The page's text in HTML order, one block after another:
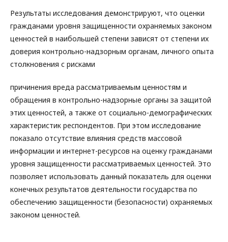
Результаты исследования демонстрируют, что оценки
гражданами уровня защищенности охраняемых законом
ценностей в наибольшей степени зависят от степени их
доверия контрольно-надзорным органам, личного опыта
столкновения с рисками
причинения вреда рассматриваемым ценностям и
обращения в контрольно-надзорные органы за защитой
этих ценностей, а также от социально-демографических
характеристик респондентов. При этом исследование
показало отсутствие влияния средств массовой
информации и интернет-ресурсов на оценку гражданами
уровня защищенности рассматриваемых ценностей. Это
позволяет использовать данный показатель для оценки
конечных результатов деятельности государства по
обеспечению защищенности (безопасности) охраняемых
законом ценностей.